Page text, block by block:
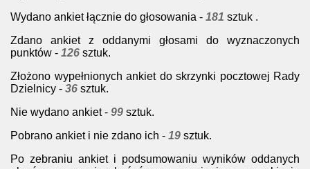
Wydano ankiet łącznie do głosowania - 181 sztuk .
Zdano ankiet z oddanymi głosami do wyznaczonych
punktów - 126 sztuk.
Złożono wypełnionych ankiet do skrzynki pocztowej Rady
Dzielnicy - 36 sztuk.
Nie wydano ankiet - 99 sztuk.
Pobrano ankiet i nie zdano ich - 19 sztuk.
Po zebraniu ankiet i podsumowaniu wyników oddanych